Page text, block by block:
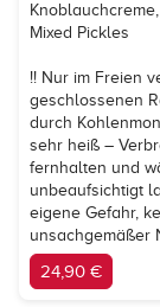
Mixed Pickles
!! Nur im Freien
geschlossenen
durch
sehr heiß –
fernhalten und
unbeaufsichtigt
eigene Gefahr,
unsachgemäßer
24,90 €